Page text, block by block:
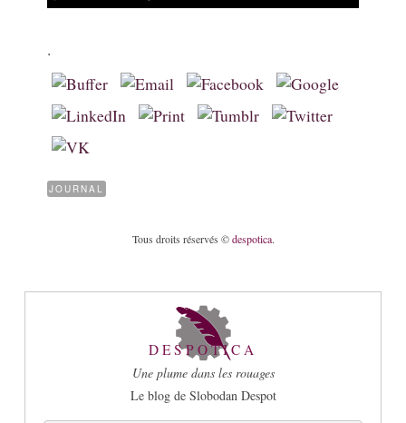
.
JOURNAL
Tous droits réservés ©despotica.
DESPOTICA
Une plume dans les rouages
Le blog de Slobodan Despot